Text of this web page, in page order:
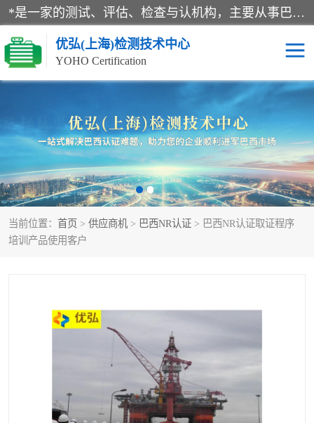
*是一家的测试、评估、检查与认机构，主要从事巴西NR10认证、NR12认证、NR13认证；ANATEL认证、INMTRO认证，欧盟CE认证：MD认证，PED认证，MID认证，ATEX认证，德国蓝色天使认证。
优弘(上海)检测技术中心
YOHO Certification
当前位置： 首页 > 供应商机 > 巴西NR认证 > 巴西NR认证取证程序
培训产品使用客户
RECYCLASS认证 NR10认证
NR12认证 NR13认证
ART认证 巴西NR认证
巴西认证 RETIE认证